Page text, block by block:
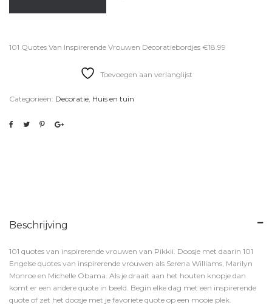
101 Quotes Van Inspirerende Vrouwen Decoratiebordjes €18.99
Toevoegen aan verlanglijst
Categorieën: Decoratie, Huis en tuin
Beschrijving
101 quotes van inspirerende vrouwen van Pikkii. Doosje met daarin 101
Engelse quotes van inspirerende vrouwen als Serena Williams, Marilyn
Monroe en Michelle Obama. Als je draait aan het houten knopje dan
komt er een andere quote in beeld. Begin elke dag met een inspirerende
quote of zet het doosje met je favoriete quote op een mooie plek.